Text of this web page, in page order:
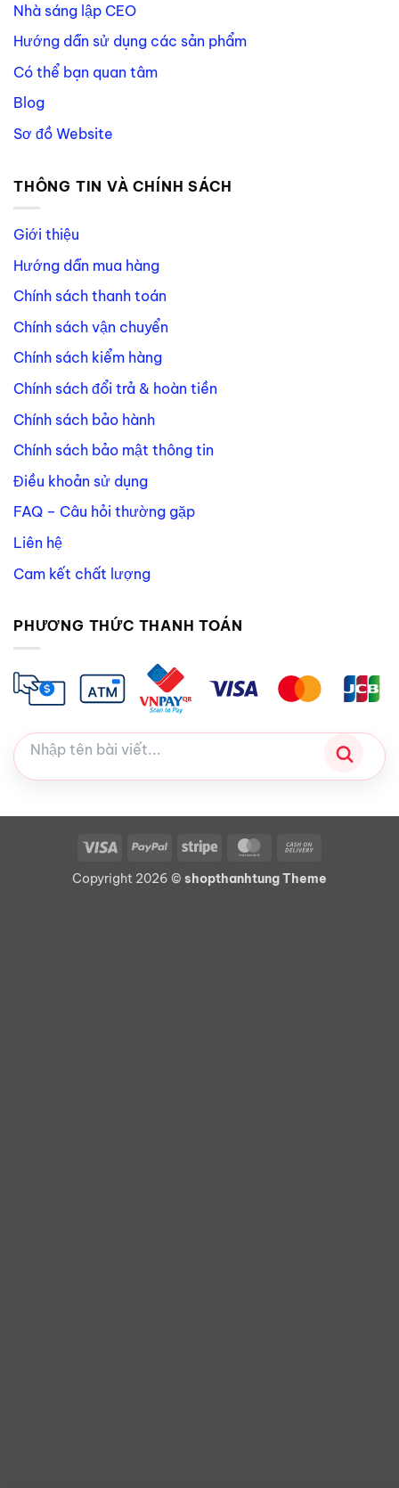
Nhà sáng lập CEO
Hướng dẫn sử dụng các sản phẩm
Có thể bạn quan tâm
Blog
Sơ đồ Website
THÔNG TIN VÀ CHÍNH SÁCH
Giới thiệu
Hướng dẫn mua hàng
Chính sách thanh toán
Chính sách vận chuyển
Chính sách kiểm hàng
Chính sách đổi trả & hoàn tiền
Chính sách bảo hành
Chính sách bảo mật thông tin
Điều khoản sử dụng
FAQ – Câu hỏi thường gặp
Liên hệ
Cam kết chất lượng
PHƯƠNG THỨC THANH TOÁN
Visa PayPal Stripe MasterCard
Delivery
Copyright 2026 © shopthanhtung Theme